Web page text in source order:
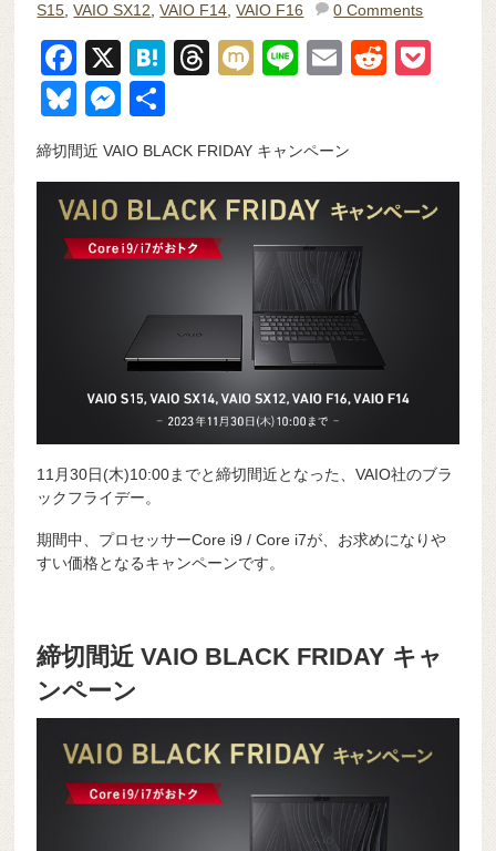
S15 ,VAIO SX12 ,VAIO F14 ,VAIO F16 0 Comments
F
a
c
e
b
o
o
X
H
n
a
T
a
d
s
M
Li
E
R
t
Bl
u
e
sk
y
M
ss
e
n
er
締切間近 VAIO BLACK FRIDAY キャンペーン
11月30日(木)10:00までと締切間近となった、VAIO社のブラ
ックフライデー。
期間中、プロセッサーCore i9 / Core i7が、お求めになりや
すい価格となるキャンペーンです。
締切間近 VAIO BLACK FRIDAY キャ
ンペーン